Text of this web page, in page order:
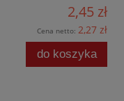
2,45 zł
Cena netto: 2,27 zł
do koszyka